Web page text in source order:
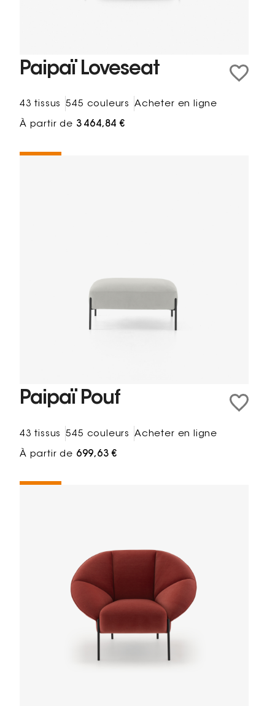
Paipaï Loveseat
43 tissus 545 couleurs Acheter en ligne
À partir de 3 464,84 €
Paipaï Pouf
43 tissus 545 couleurs Acheter en ligne
À partir de 699,63 €